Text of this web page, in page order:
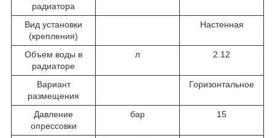
радиатора
Вид установки
(крепления)
Настенная
Объем воды в
радиаторе
л 2.12
Вариант
размещения
Горизонтальное
Давление
опрессовки
бар 15